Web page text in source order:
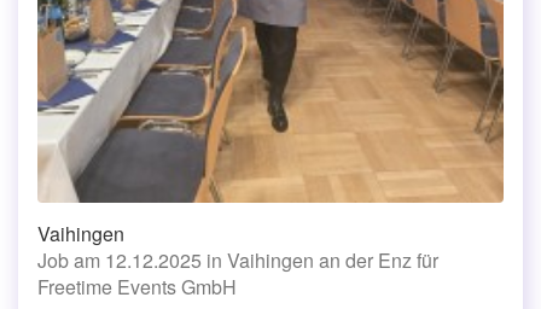
Vaihingen
Job am 12.12.2025 in Vaihingen an der Enz für
Freetime Events GmbH